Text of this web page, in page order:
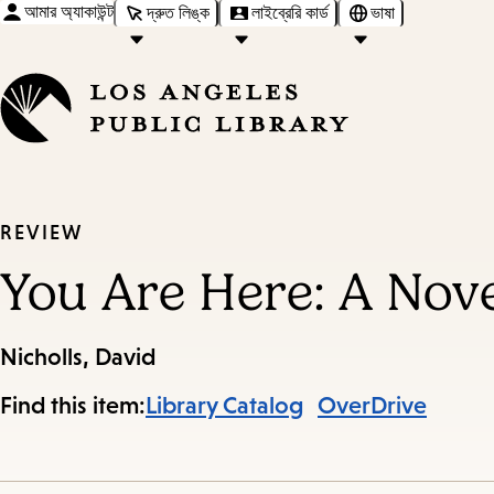
আমার অ্যাকাউন্ট দ্রুত লিঙ্ক লাইব্রেরি কার্ড ভাষা
REVIEW
You Are Here: A
Nicholls, David
Find this item:Library Catalog OverDrive